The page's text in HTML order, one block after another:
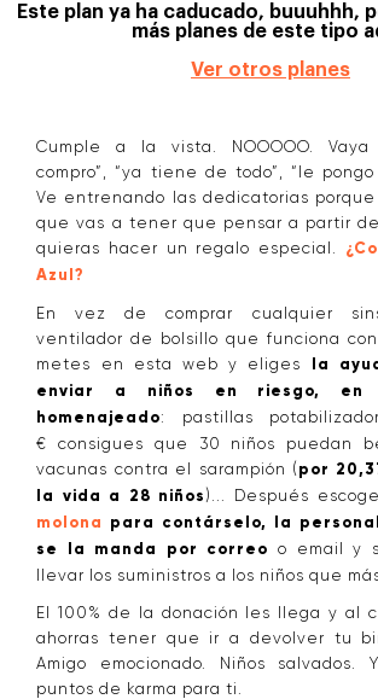
Este plan ya ha caducado, buuuhhh,
más planes de este tipo
Ver otros planes
Cumple a la vista. NOOOOO. Vaya
compro”, “ya tiene de todo”, “le
Ve entrenando las dedicatorias
que vas a tener que pensar a partir
quieras hacer un regalo especial.
Azul?
En vez de comprar cualquier
ventilador de bolsillo que funciona con
metes en esta web y eliges
la
enviar a niños en riesgo, en
homenajeado: pastillas
€ consigues que 30 niños puedan
vacunas contra el sarampión ( por
la vida a 28 niños )... Después
molona para contárselo, la
se la manda por correo o email y
llevar los suministros a los niños que
El 100% de la donación les llega y al
ahorras tener que ir a devolver tu
Amigo emocionado. Niños salvados.
puntos de karma para ti.